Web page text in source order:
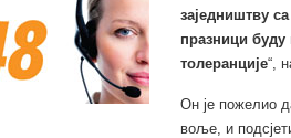
заједништву
празници
толеранције“,
Он је пожелио
воље, и